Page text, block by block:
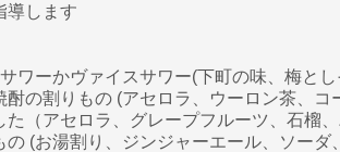
導します
ワーかヴァイスサワー(下町の味、梅と
酎の割りもの (アセロラ、ウーロン茶、
（アセロラ、グレープフルーツ、石榴
の (お湯割り、ジンジャーエール、ソーダ